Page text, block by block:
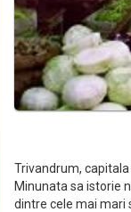
Trivandrum, capitala
Minunata sa istorie
dintre cele mai mari